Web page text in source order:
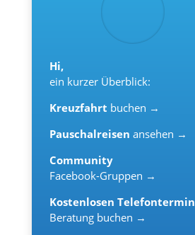
Hi,
ein kurzer Überblick:
Kreuzfahrt buchen →
Pauschalreisen ansehen →
Community
Facebook-Gruppen →
Kostenlosen Telefontermin
Beratung buchen →